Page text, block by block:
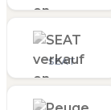
SEAT